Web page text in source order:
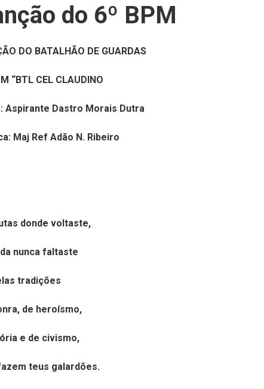
do 6º BPM
DO BATALHÃO DE GUARDAS
“BTL CEL CLAUDINO
Aspirante Dastro Morais Dutra
Maj Ref Adão N. Ribeiro
donde voltaste,
nunca faltaste
tradições
de heroísmo,
e de civismo,
teus galardões.